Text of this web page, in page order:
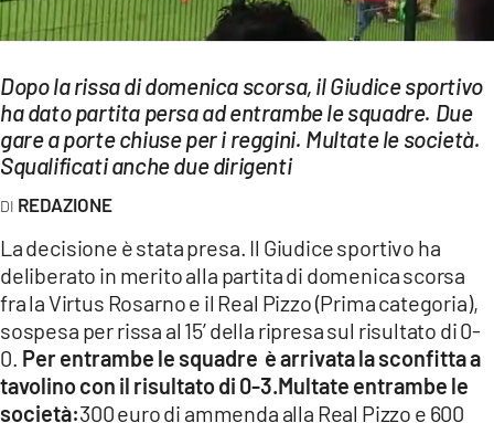
LAC TV
LAC NETWORK
LAC ONAIR
LaC
Network
LACPLAY.IT
LACTV.IT
LACONAIR.IT
LACITYMAG.IT
Dopo la rissa di domenica scorsa, il Giudice sportivo
ha dato partita persa ad entrambe le squadre. Due
gare a porte chiuse per i reggini. Multate le società.
Squalificati anche due dirigenti
REDAZIONE
La decisione è stata presa. Il Giudice sportivo ha
deliberato in merito alla partita di domenica scorsa
fra la Virtus Rosarno e il Real Pizzo (Prima categoria),
sospesa per rissa al 15’ della ripresa sul risultato di 0-
0. Per entrambe le squadre è arrivata la sconfitta a
tavolino con il risultato di 0-3.Multate entrambe le
società:300 euro di ammenda alla Real Pizzo e 600